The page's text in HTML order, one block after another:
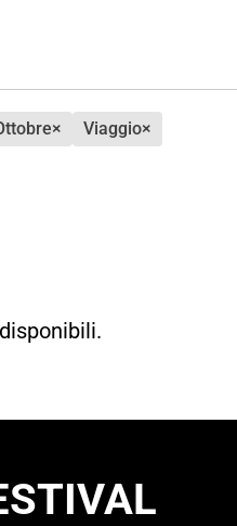
× viaggio×